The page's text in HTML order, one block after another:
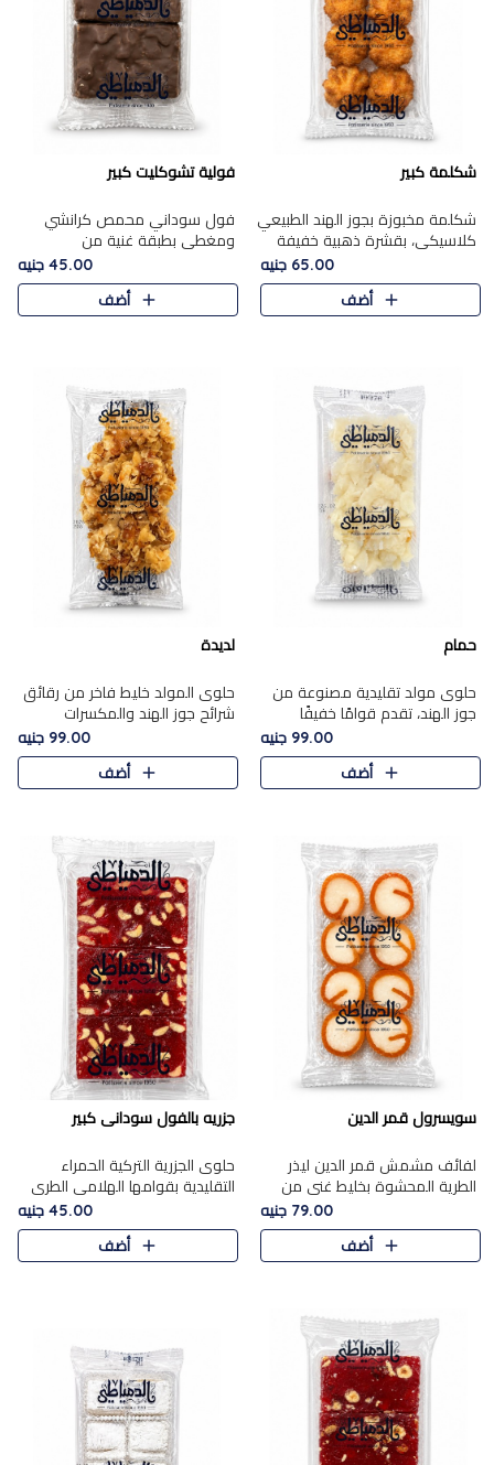
شكلمة كبير
شكلمة مخبوزة بجوز الهند الطبيعي
كلاسيكي، بقشرة ذهبية خفيفة
وقلب طري رطب يذوب في الفم،
تمنحك المذاق الشرقي الحلو الأصيل
التقليدي في كل لقمة.
65.00 جنيه
أضف
فولية تشوكليت كبير
فول سوداني محمص كرانشي
ومغطى بطبقة غنية من
الشوكولاتة، يجمع بين طعم
القرمشة الأصيلة الكلاسكيكية
التقليدية للفول السوداني وحلاوة
45.00 جنيه
أضف
حمام
حلوى مولد تقليدية مصنوعة من
جوز الهند، تقدم قوامًا خفيفًا
ونكهة شرقية أصيلة تجسد روح
الـموسم الأعياد.
99.00 جنيه
أضف
لديدة
حلوى المولد خليط فاخر من رقائق
شرائح جوز الهند والمكسرات
المحمصة، متماسك بشراب حلاوة
الكراميل الخفيفة ليمنحك قرمشة
غنية ومذاقًا شرقيًا أصيلً..
99.00 جنيه
أضف
سويسرول قمر الدين
لفائف مشمش قمر الدين ليذر
الطرية المحشوة بخليط غني من
جوز الهند الأبيض والمكسرات
الفاخرة، يقدم المذاق الحلو
الطبيعي لقمر الدين و تجمع بين
79.00 جنيه
أضف
جزريه بالفول سودانى كبير
حلوى الجزرية التركية الحمراء
التقليدية بقوامها الهلامي الطري
ولونها الأحمر المميز، محشوة
بسخاء بالفول السوداني المحمص
لتمنحك توازنًا رائعًا ..
45.00 جنيه
أضف